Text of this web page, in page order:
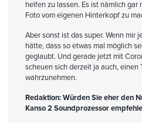
helfen zu lassen. Es ist nämlich
Foto vom eigenen Hinterkopf zu
Aber sonst ist das super. Wenn mir
hätte, dass so etwas mal möglich
geglaubt. Und gerade jetzt mit
scheuen sich derzeit ja auch, einen
wahrzunehmen.
Redaktion: Würden Sie eher den
Kanso 2 Soundprozessor